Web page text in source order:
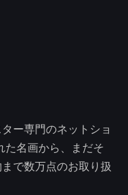
ー専門のネットショ
た名画から、まだそ
で数万点のお取り扱